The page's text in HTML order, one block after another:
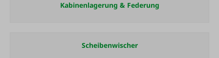
Kabinenlagerung & Federung
Scheibenwischer